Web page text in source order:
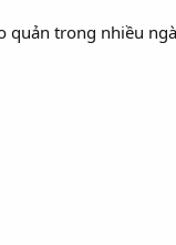
quản trong nhiều